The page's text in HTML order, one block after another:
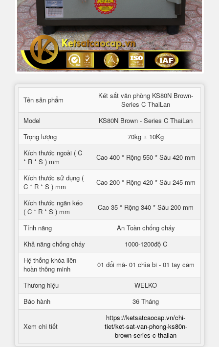
Tên sản phẩm
Két sắt văn phòng KS80N Brown-
Series C ThaiLan
Model
KS80N Brown - Series C ThaiLan
Trọng lượng
70kg ± 10Kg
Kích thước ngoài ( C
* R * S ) mm
Cao 400 * Rộng 550 * Sâu 420 mm
Kích thước sử dụng (
C * R * S ) mm
Cao 200 * Rộng 420 * Sâu 245 mm
Kích thước ngăn kéo
( C * R * S ) mm
Cao 35 * Rộng 340 * Sâu 200 mm
Tính năng
An Toàn chống cháy
Khả năng chống cháy
1000-1200độ C
Hệ thống khóa liên
hoàn thông minh
01 đổi mã- 01 chìa bi - 01 tay cầm
Thương hiệu
WELKO
Bảo hành
36 Tháng
Xem chi tiết
https://ketsatcaocap.vn/chi-
tiet/ket-sat-van-phong-ks80n-
brown-series-c-thailan